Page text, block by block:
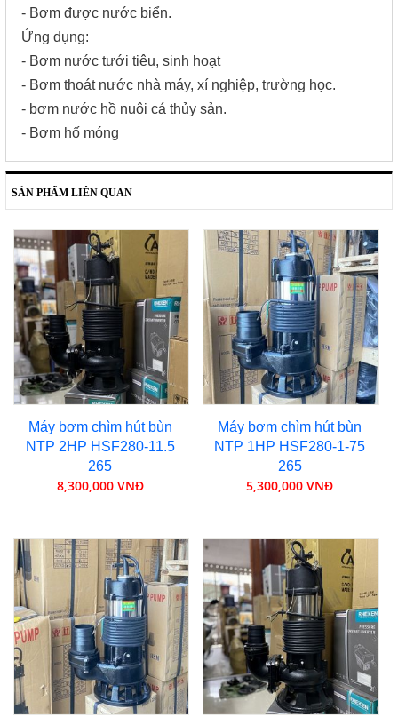
- Bơm được nước biển.
Ứng dụng:
- Bơm nước tưới tiêu, sinh hoạt
- Bơm thoát nước nhà máy, xí nghiệp, trường học.
- bơm nước hồ nuôi cá thủy sản.
- Bơm hố móng
SẢN PHẨM LIÊN QUAN
Máy bơm chìm hút bùn
NTP 2HP HSF280-11.5
265
8,300,000 VNĐ
Máy bơm chìm hút bùn
NTP 1HP HSF280-1-75
265
5,300,000 VNĐ